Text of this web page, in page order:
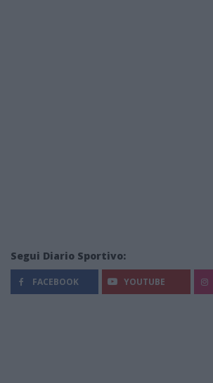
Segui Diario Sportivo:
FACEBOOK YOUTUBE